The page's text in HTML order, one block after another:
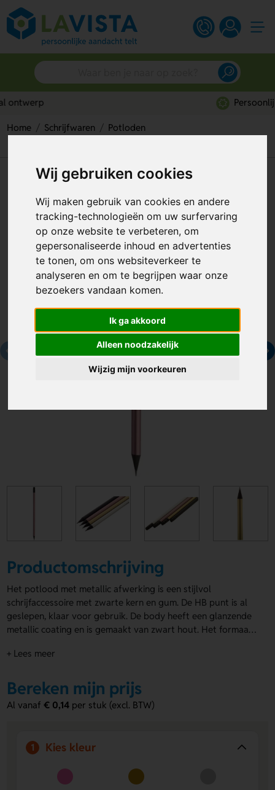
Wij gebruiken cookies
Wij maken gebruik van cookies en andere
tracking-technologieën om uw surfervaring
op onze website te verbeteren, om
gepersonaliseerde inhoud en advertenties
te tonen, om ons websiteverkeer te
analyseren en om te begrijpen waar onze
bezoekers vandaan komen.
Ik ga akkoord
Alleen noodzakelijk
Wijzig mijn voorkeuren
Home Schrijfwaren
Potloden
Potlood Met Metallic Afwerking
Artikelnummer: 318616
Productomschrijving
Het potlood met metallic afwerking is een stijlvol
schrijfaccessoire met zwarte kern en gum. De HB punt is al
geslepen, klaar voor gebruik. De body heeft een glanzende
metallic coating en is gemaakt van zwart hout. Het formaat
blauw, zilver, zwart, goud en rosé. Je kunt deze
giveaways, events of als strak relatiegeschenk. Val op met
een praktisch en elegant promotiemiddel!
+ Lees meer
Bereken mijn prijs
Al vanaf€ 0,14 per stuk (excl. BTW)
1 Kies kleur